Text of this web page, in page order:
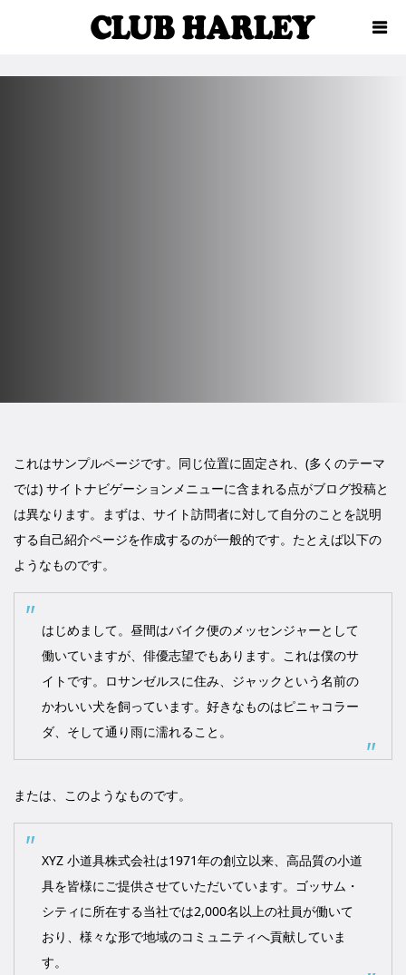
これはサンプルページです。同じ位置に固定され、(多くのテーマ
では) サイトナビゲーションメニューに含まれる点がブログ投稿と
は異なります。まずは、サイト訪問者に対して自分のことを説明
する自己紹介ページを作成するのが一般的です。たとえば以下の
ようなものです。
はじめまして。昼間はバイク便のメッセンジャーとして
働いていますが、俳優志望でもあります。これは僕のサ
イトです。ロサンゼルスに住み、ジャックという名前の
かわいい犬を飼っています。好きなものはピニャコラー
ダ、そして通り雨に濡れること。
または、このようなものです。
XYZ 小道具株式会社は1971年の創立以来、高品質の小道
具を皆様にご提供させていただいています。ゴッサム・
シティに所在する当社では2,000名以上の社員が働いて
おり、様々な形で地域のコミュニティへ貢献していま
す。